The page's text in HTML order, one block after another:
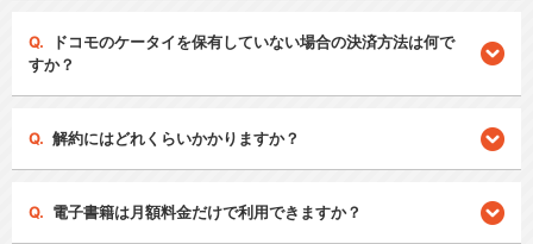
ドコモのケータイを保有していない場合の決済方法は何で
すか？
解約にはどれくらいかかりますか？
電子書籍は月額料金だけで利用できますか？